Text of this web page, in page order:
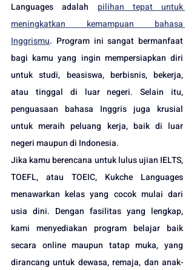
Languages adalah pilihan tepat untuk
meningkatkan kemampuan bahasa
Inggrismu. Program ini sangat bermanfaat
bagi kamu yang ingin mempersiapkan diri
untuk studi, beasiswa, berbisnis, bekerja,
atau tinggal di luar negeri. Selain itu,
penguasaan bahasa Inggris juga krusial
untuk meraih peluang kerja, baik di luar
negeri maupun di Indonesia.
Jika kamu berencana untuk lulus ujian IELTS,
TOEFL, atau TOEIC, Kukche Languages
menawarkan kelas yang cocok mulai dari
usia dini. Dengan fasilitas yang lengkap,
kami menyediakan program belajar baik
secara online maupun tatap muka, yang
dirancang untuk dewasa, remaja, dan anak-